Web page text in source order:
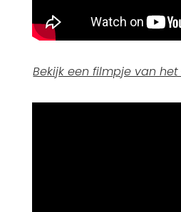
Bekijk een filmpje van het